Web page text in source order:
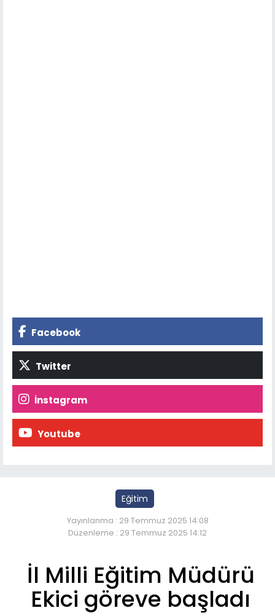
Facebook
Twitter
İnstagram
Youtube
Eğitim
Yayınlanma : 29 Temmuz 2025 14:08
Düzenleme : 29 Temmuz 2025 14:12
İl Milli Eğitim Müdürü
Ekici göreve başladı